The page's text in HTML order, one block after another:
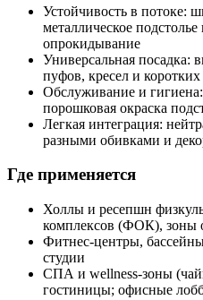
Устойчивость в потоке:
металлическое
опрокидывание
Универсальная посадка:
пуфов, кресел и
Обслуживание и
порошковая окраска
Легкая интеграция:
разными обивками и
Где применяется
Холлы и ресепшн
комплексов (ФОК),
Фитнес‑центры,
студии
СПА и wellness‑зоны
гостиницы; офисные